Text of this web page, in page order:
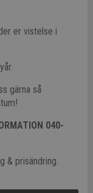
er vistelse i
gärna så
040-
& prisändring.